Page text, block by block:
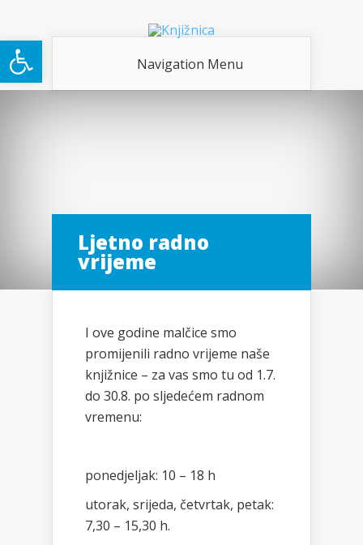
Open toolbar Navigation Menu
Ljetno radno
vrijeme
I ove godine malčice smo
promijenili radno vrijeme naše
knjižnice – za vas smo tu od 1.7.
do 30.8. po sljedećem radnom
vremenu:
ponedjeljak: 10 – 18 h
utorak, srijeda, četvrtak, petak:
7,30 – 15,30 h.